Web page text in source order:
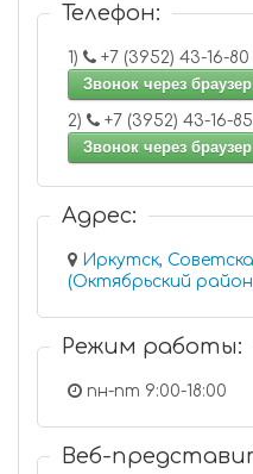
Телефон:
1)
+7 (3952) 43-16-80
Звонок через браузер
2)
+7 (3952) 43-16-85
Звонок через браузер
Адрес:
Иркутск,
(Октябрьский
Режим работы:
пн-пт 9:00-18:00
Веб-